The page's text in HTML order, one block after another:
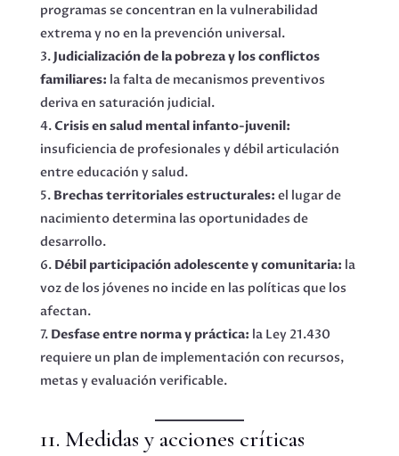
programas se concentran en la vulnerabilidad
extrema y no en la prevención universal.
Judicialización de la pobreza y los conflictos
familiares: la falta de mecanismos preventivos
deriva en saturación judicial.
Crisis en salud mental infanto-juvenil:
insuficiencia de profesionales y débil articulación
entre educación y salud.
Brechas territoriales estructurales: el lugar de
nacimiento determina las oportunidades de
desarrollo.
Débil participación adolescente y comunitaria: la
voz de los jóvenes no incide en las políticas que los
afectan.
Desfase entre norma y práctica: la Ley 21.430
requiere un plan de implementación con recursos,
metas y evaluación verificable.
11. Medidas y acciones críticas